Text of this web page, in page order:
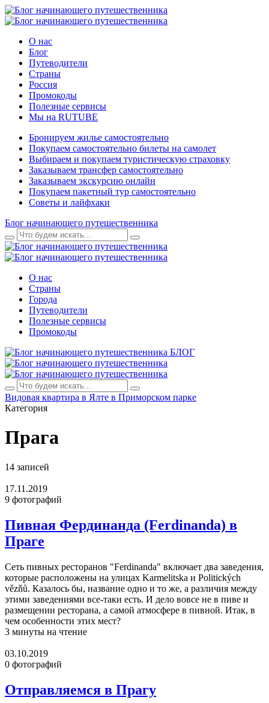
О нас
Блог
Путеводители
Страны
Россия
Промокоды
Полезные сервисы
Мы на RUTUBE
Бронируем жилье самостоятельно
Покупаем самостоятельно билеты на самолет
Выбираем и покупаем туристическую страховку
Заказываем трансфер самостоятельно
Заказываем экскурсию онлайн
Покупаем пакетный тур самостоятельно
Советы и лайфхаки
Блог начинающего путешественника
О нас
Страны
Города
Путеводители
Полезные сервисы
Промокоды
БЛОГ
Видовая квартира в Ялте в Приморском парке
Категория
Прага
14 записей
17.11.2019
9 фотографий
Пивная Фердинанда (Ferdinanda) в
Праге
Сеть пивных ресторанов "Ferdinanda" включает два заведения,
которые расположены на улицах Karmelitska и Politických
vězňů. Казалось бы, название одно и то же, а различия между
этими заведениями все-таки есть. И дело вовсе не в пиве и
размещении ресторана, а самой атмосфере в пивной. Итак, в
чем особенности этих мест?
3 минуты на чтение
03.10.2019
0 фотографий
Отправляемся в Прагу